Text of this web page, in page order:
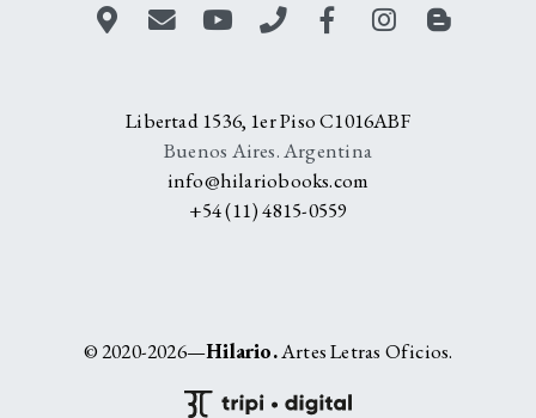
Libertad 1536, 1er Piso C1016ABF
Buenos Aires. Argentina
info@hilariobooks.com
+54 (11) 4815-0559
© 2020-2026—Hilario.Artes Letras Oficios.